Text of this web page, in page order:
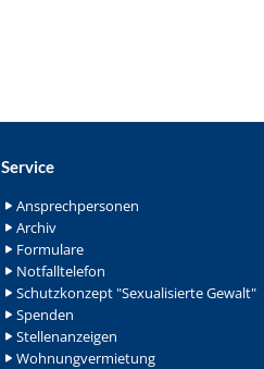
Service
Ansprechpersonen
Archiv
Formulare
Notfalltelefon
Schutzkonzept "Sexualisierte Gewalt"
Spenden
Stellenanzeigen
Wohnungvermietung